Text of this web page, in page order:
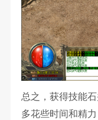
总之，获得技能
多花些时间和精